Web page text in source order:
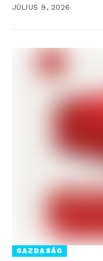
JÚLIUS 9, 2026
GAZDASÁG